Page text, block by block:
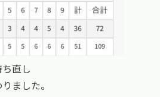
直し
ました。